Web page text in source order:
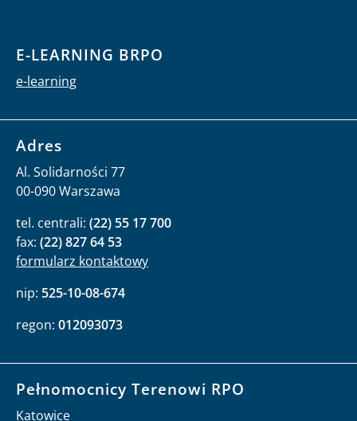
E-LEARNING BRPO
e-learning
Adres
Al. Solidarności 77
00-090 Warszawa
tel. centrali: (22) 55 17 700
fax: (22) 827 64 53
formularz kontaktowy
nip: 525-10-08-674
regon: 012093073
Pełnomocnicy Terenowi RPO
Katowice